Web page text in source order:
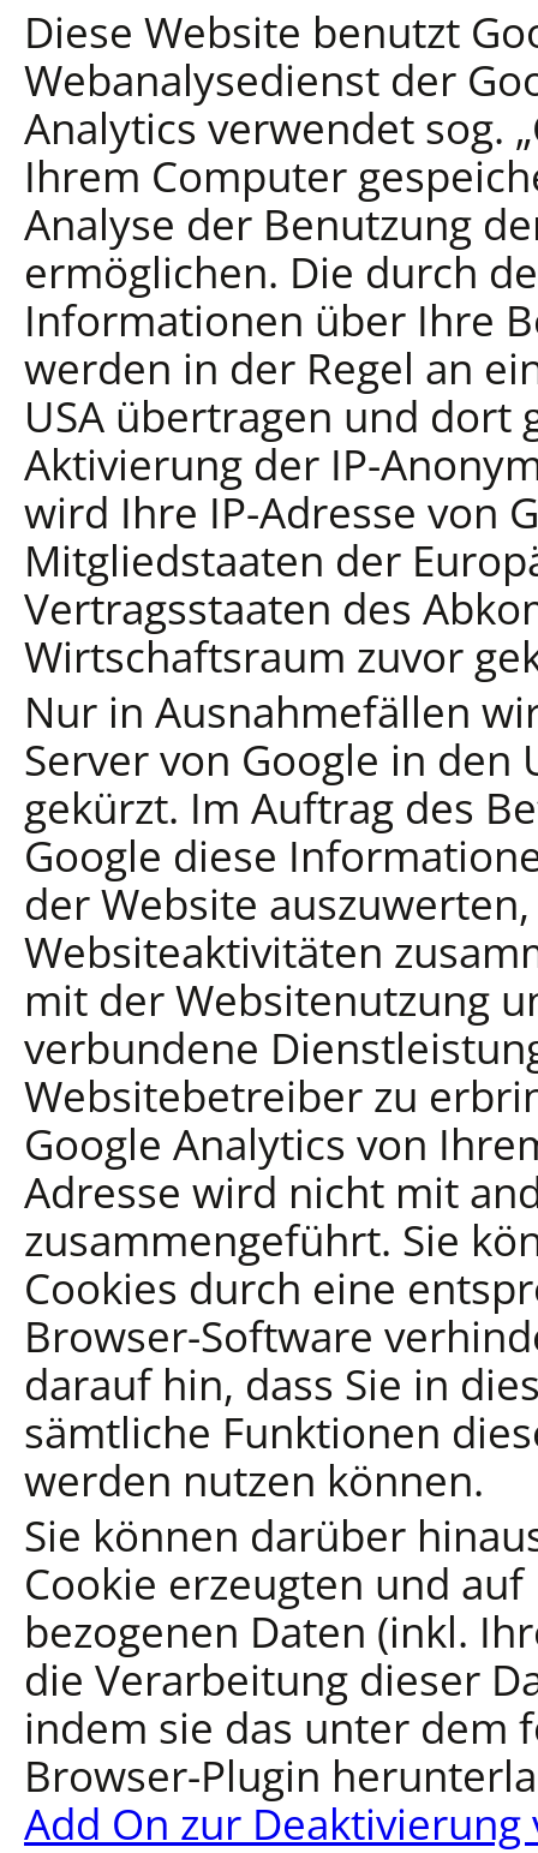
Diese Website benutzt
Webanalysedienst der
Analytics verwendet sog.
Ihrem Computer
Analyse der Benutzung
ermöglichen. Die durch
Informationen über Ihre
werden in der Regel an
USA übertragen und dort
Aktivierung der IP-
wird Ihre IP-Adresse von
Mitgliedstaaten der
Vertragsstaaten des
Wirtschaftsraum zuvor
Nur in Ausnahmefällen
Server von Google in
gekürzt. Im Auftrag des
Google diese
der Website
Websiteaktivitäten
mit der Websitenutzung
verbundene
Websitebetreiber zu
Google Analytics von
Adresse wird nicht mit
zusammengeführt. Sie
Cookies durch eine
Browser-Software
darauf hin, dass Sie in
sämtliche Funktionen
werden nutzen können.
Sie können darüber
Cookie erzeugten und
bezogenen Daten (inkl.
die Verarbeitung dieser
indem sie das unter dem
Browser-Plugin
Add On zur